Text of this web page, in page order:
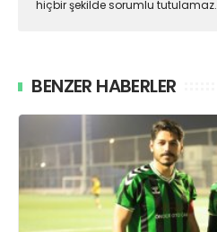
hiçbir şekilde sorumlu tutulamaz.
BENZER HABERLER